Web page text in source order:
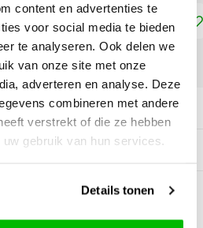
content en advertenties te
voor social media te bieden
te analyseren. Ook delen we
van onze site met onze
adverteren en analyse. Deze
combineren met andere
verstrekt of die ze hebben
gebruik van hun services.
Details tonen
aan winkelwagen